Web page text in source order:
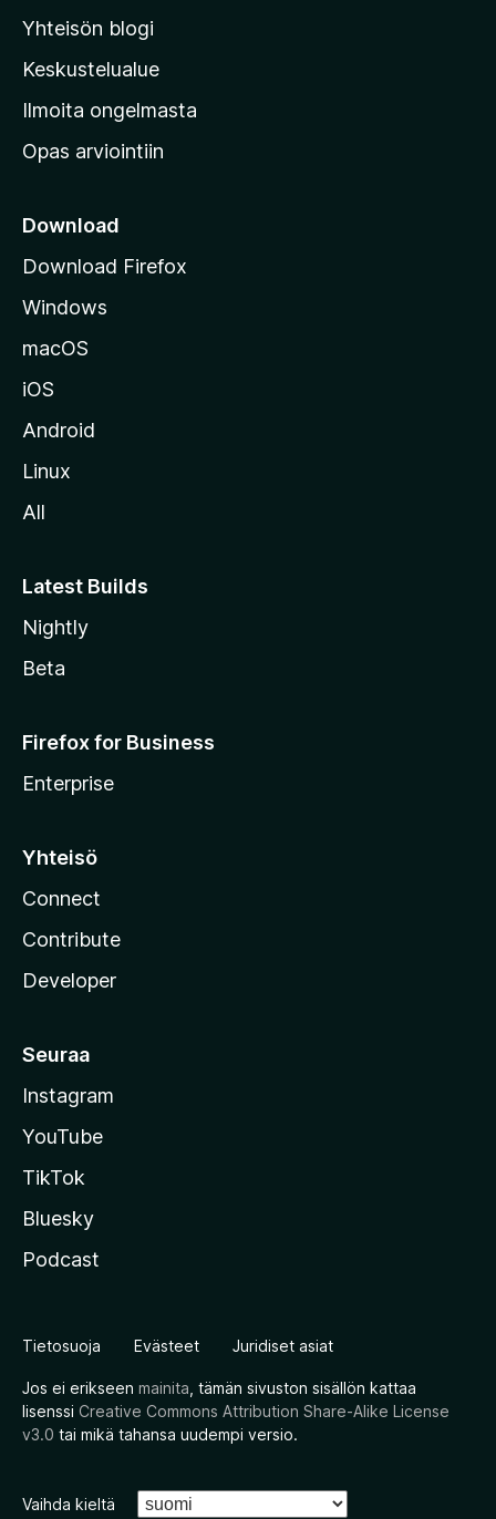
a
n
v
r
k
s
i
s
t
l
Yhteisön blogi
Keskustelualue
Ilmoita ongelmasta
Opas arviointiin
Download
Download Firefox
Windows
macOS
iOS
Android
Linux
All
Latest Builds
Nightly
Beta
Firefox for Business
Enterprise
Yhteisö
Connect
Contribute
Developer
Seuraa
Instagram
YouTube
TikTok
Bluesky
Podcast
Tietosuoja Evästeet Juridiset asiat
Jos ei erikseen mainita , tämän sivuston sisällön kattaa
lisenssi Creative Commons Attribution Share-Alike License
v3.0 tai mikä tahansa uudempi versio.
Vaihda kieltä